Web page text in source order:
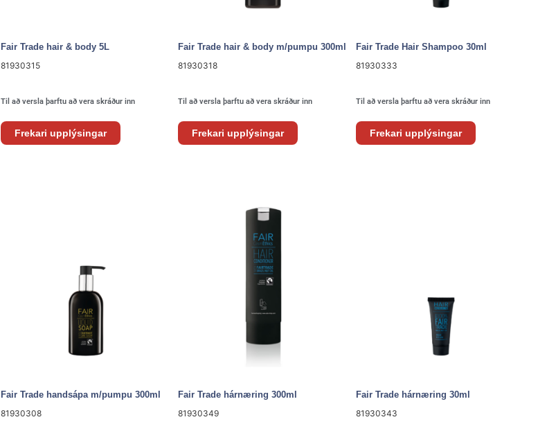
Fair Trade hair & body 5L
81930315
Til að versla þarftu að vera skráður inn
Frekari upplýsingar
Fair Trade hair & body m/pumpu 300ml
81930318
Til að versla þarftu að vera skráður inn
Frekari upplýsingar
Fair Trade Hair Shampoo 30ml
81930333
Til að versla þarftu að vera skráður inn
Frekari upplýsingar
Fair Trade handsápa m/pumpu 300ml
81930308
Fair Trade hárnæring 300ml
81930349
Fair Trade hárnæring 30ml
81930343